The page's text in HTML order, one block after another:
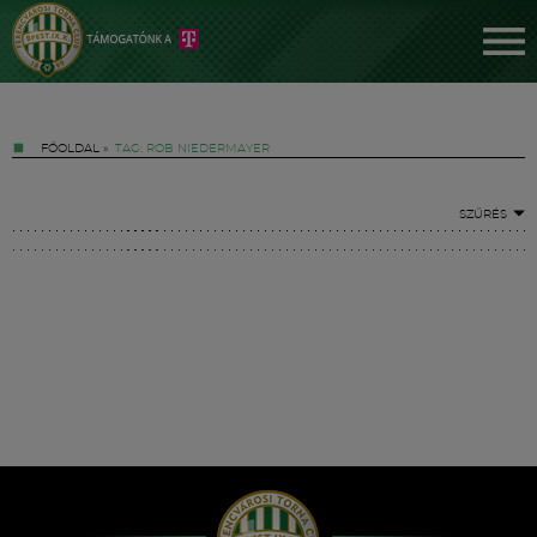
FŐOLDAL » TAG: ROB NIEDERMAYER
SZŰRÉS
Hírek